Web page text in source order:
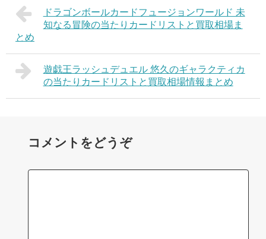
ドラゴンボールカードフュージョンワールド 未
知なる冒険の当たりカードリストと買取相場ま
とめ
遊戯王ラッシュデュエル 悠久のギャラクティカ
の当たりカードリストと買取相場情報まとめ
コメントをどうぞ